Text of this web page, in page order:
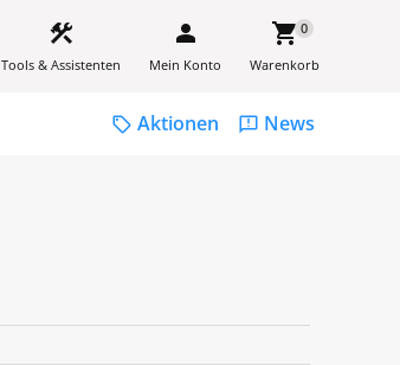
construction
Tools & Assistenten
person
Mein Konto
shopping_cart0
Warenkorb
sell Aktionen feedback News